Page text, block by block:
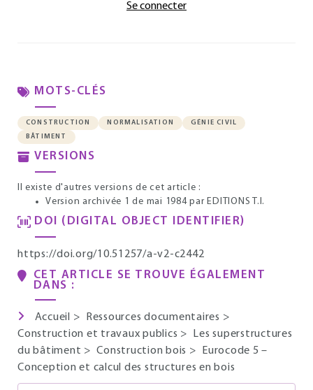
Se connecter
MOTS-CLÉS
CONSTRUCTION NORMALISATION
GÉNIE CIVIL
BÂTIMENT
VERSIONS
Il existe d'autres versions de cet article :
Version archivée 1 de mai 1984par EDITIONS T.I.
DOI (DIGITAL OBJECT IDENTIFIER)
https://doi.org/10.51257/a-v2-c2442
CET ARTICLE SE TROUVE ÉGALEMENT
DANS :
Accueil > Ressources documentaires >
Construction et travaux publics >
Les superstructures
du bâtiment >Construction bois >
Eurocode 5 –
Conception et calcul des structures en bois